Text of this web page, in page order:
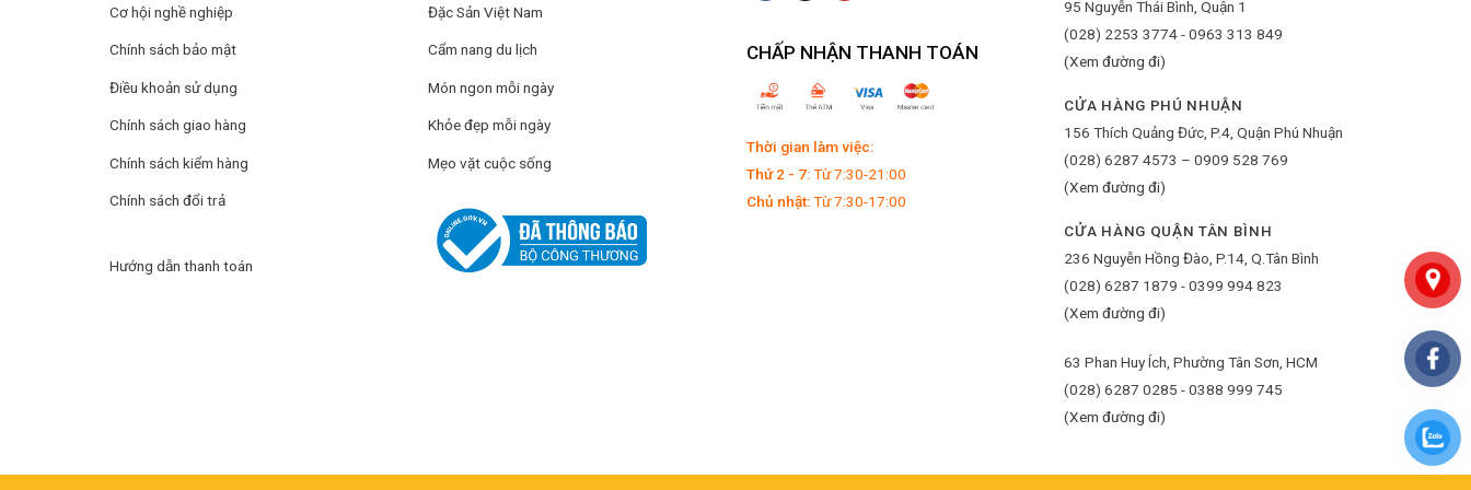
Đáp ứng nhu cầu ăn chay của Quý khách hàng, cơ sở Muối Như Ý đã cho ra đời dòng sản phẩm muối ớt chay thơm ngon với
hương vị tự nhiên sử dụng rất ít bột ngọt thay vào đó là vị ngọt từ củ cà rốt và đậu nành, sản phẩm nằm trong top sản phẩm bán
chạy nhất luôn được các tín đồ ăn chay sử dụng và mua làm quà biếu cho người thân, bạn bè và cúng dường.
4. Muối tiêu
Muối tiêu ớt Tây Ninh được sử dụng rất đa dạng với các loại thức ăn như trứng luộc; hải sản luộc, hấp; gà luộc; chả lụa… đảm
bảo ăn là ghiền.
Cơ hội nghề nghiệp
Chính sách bảo mật
Điều khoản sử dụng
Chính sách giao hàng
Chính sách kiểm hàng
Chính sách đổi trả
Hướng dẫn thanh toán
Đặc Sản Việt Nam
Cẩm nang du lịch
Món ngon mỗi ngày
Khỏe đẹp mỗi ngày
Mẹo vặt cuộc sống
CHẤP NHẬN THANH TOÁN
Thời gian làm việc:
Thứ 2 - 7:Từ 7:30-21:00
Chủ nhật:Từ 7:30-17:00
95 Nguyễn Thái Bình, Quận 1
(028) 2253 3774 - 0963 313 849
(Xem đường đi)
CỬA HÀNG PHÚ NHUẬN
156 Thích Quảng Đức, P.4, Quận Phú Nhuận
(028) 6287 4573 – 0909 528 769
(Xem đường đi)
CỬA HÀNG QUẬN TÂN BÌNH
236 Nguyễn Hồng Đào, P.14, Q.Tân Bình
(028) 6287 1879 - 0399 994 823
(Xem đường đi)
63 Phan Huy Ích, Phường Tân Sơn, HCM
(028) 6287 0285 - 0388 999 745
(Xem đường đi)